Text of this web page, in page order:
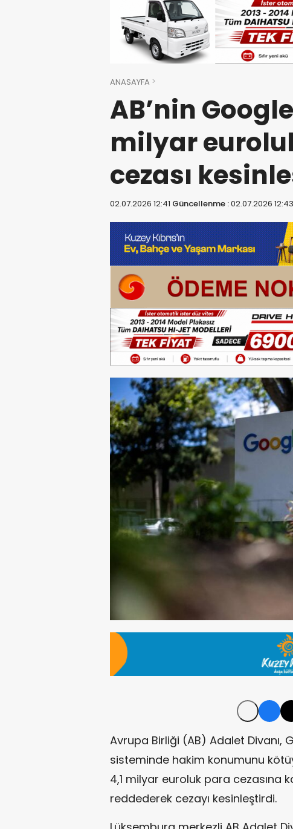
ANASAYFA
AB’nin
milyar
cezası
02.07.2026 12:41 Güncellenme :02.07.2026 12:43
Avrupa Birliği (AB) Adalet Divanı,
sisteminde hakim konumunu
4,1 milyar euroluk para cezasına
reddederek cezayı kesinleştirdi.